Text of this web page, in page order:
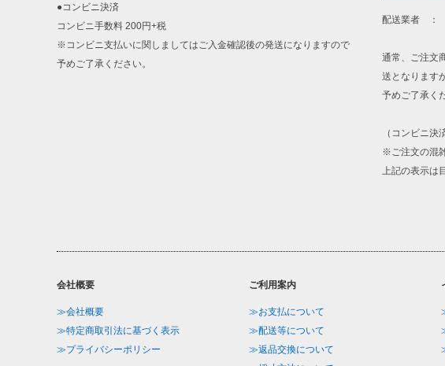
●コンビニ決済
コンビニ手数料 200円+税
※コンビニ支払いに関しましてはご入金確認後の発送になりますので
予めご了承ください。
配送業者 ：
通常、ご注文
送となります
予めご了承く
（コンビニ決
※ご注文の混
上記の表示は
会社概要
≫会社概要
≫特定商取引法に基づく表示
≫プライバシーポリシー
ご利用案内
≫お支払について
≫配送等について
≫返品交換について